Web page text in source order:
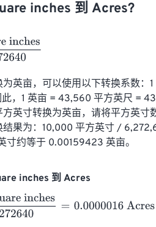
inches 到 Acres?
6272640
英亩，可以使用以下转换系数：
，1 英亩 = 43,560 平方英尺 =
英寸转换为英亩，请将平方英
结果为：10,000 平方英寸 /
寸约等于 0.00159423 英亩。
inches 到 Acres
inches6272640 = 0.0000016 Acres